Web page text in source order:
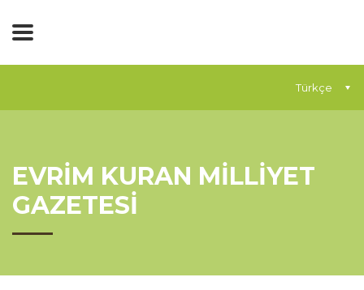
Türkçe
EVRİM KURAN MİLLİYET
GAZETESİ